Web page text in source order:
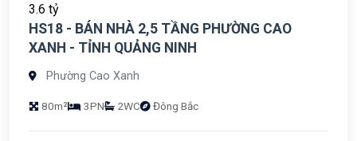
3.6 tỷ
HS18 - BÁN NHÀ 2,5 TẦNG PHƯỜNG CAO
XANH - TỈNH QUẢNG NINH
Phường Cao Xanh
80m² 3PN 2WC Đông Bắc